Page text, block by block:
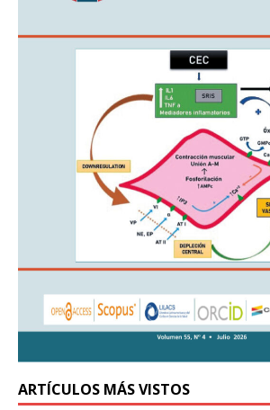
ARTÍCULOS MÁS VISTOS